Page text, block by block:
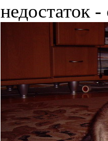
недостаток